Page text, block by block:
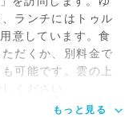
ランチにはトゥル
意しています。食
だくか、別料金で
可能です。雲の上
ください。。
もっと見る